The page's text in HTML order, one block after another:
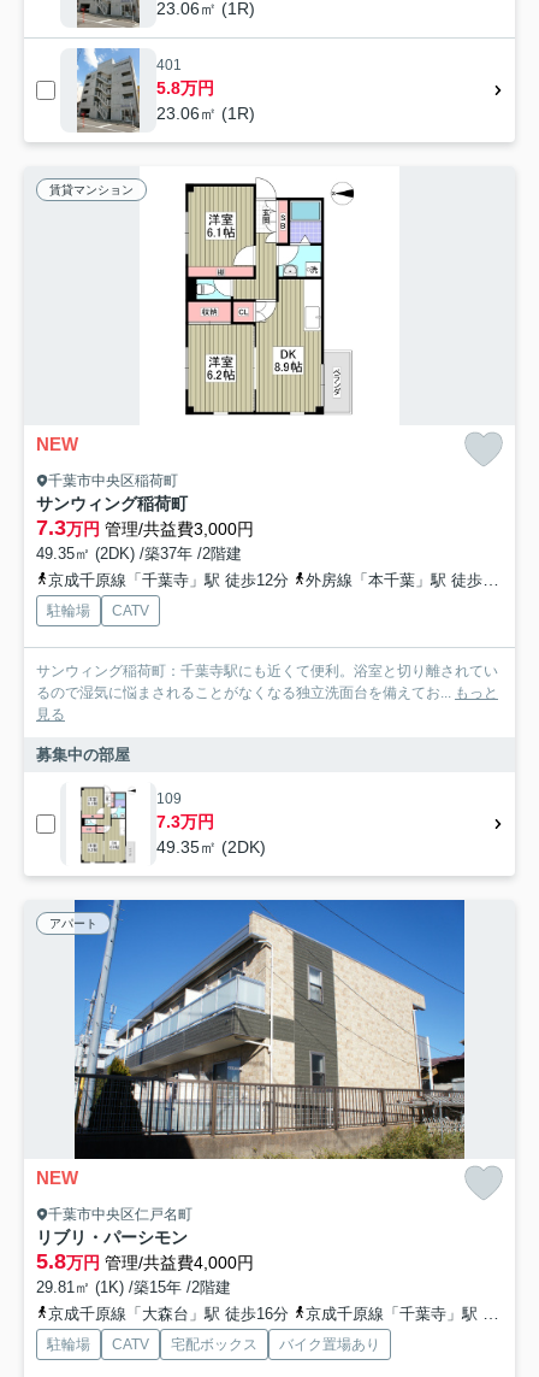
23.06㎡ (1R)
401
5.8万円
23.06㎡ (1R)
賃貸マンション
NEW
千葉市中央区稲荷町
サンウィング稲荷町
7.3万円 管理/共益費3,000円
49.35㎡ (2DK) /築37年 /2階建
京成千原線「千葉寺」駅 徒歩12分
外房線「本千葉」駅 徒歩16分
駐輪場 CATV
サンウィング稲荷町：千葉寺駅にも近くて便利。浴室と切り離されてい
るので湿気に悩まされることがなくなる独立洗面台を備えてお... もっと
見る
募集中の部屋
109
7.3万円
49.35㎡ (2DK)
アパート
NEW
千葉市中央区仁戸名町
リブリ・パーシモン
5.8万円 管理/共益費4,000円
29.81㎡ (1K) /築15年 /2階建
京成千原線「大森台」駅 徒歩16分
京成千原線「千葉寺」駅 徒歩32分
駐輪場 CATV 宅配ボックス バイク置場あり